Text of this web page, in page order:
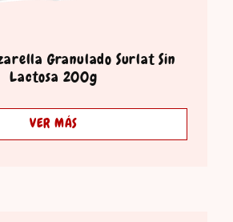
Granulado Surlat Sin
Lactosa 200g
VER MÁS